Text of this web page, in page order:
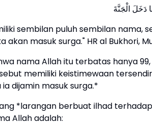
sembilan puluh sembilan nama,
masuk surga." HR al Bukhori,
nama Allah itu terbatas hanya
memiliki keistimewaan
dijamin masuk surga.*
*larangan berbuat ilhad
Allah adalah: